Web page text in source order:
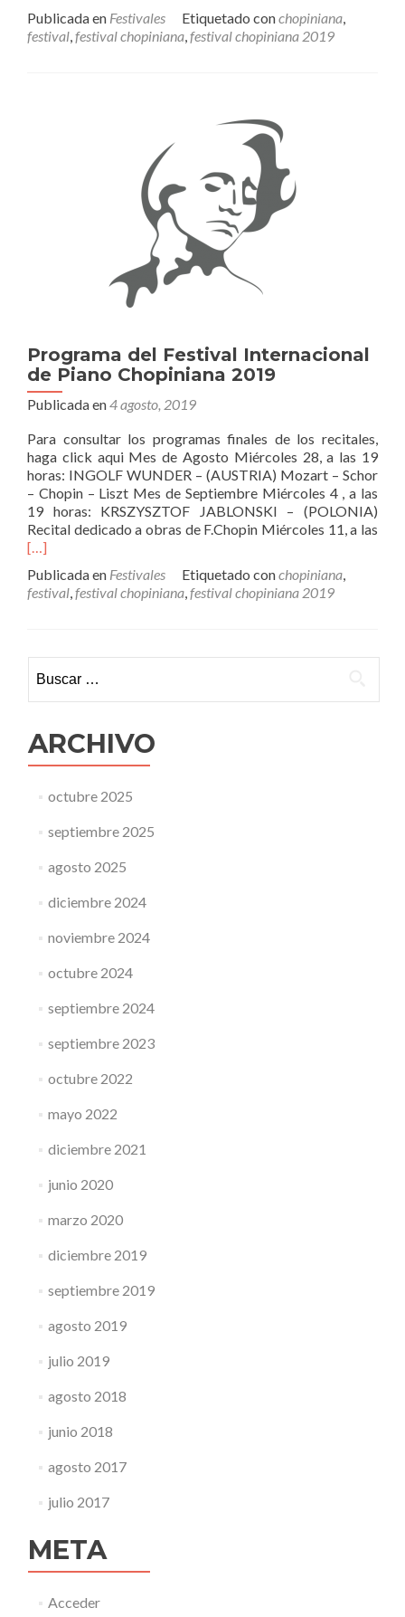
Chopiniana
2019
recitales
Publicada en Festivales Etiquetado conchopiniana,
festival,festival chopiniana,festival chopiniana 2019
Programa del Festival Internacional
de Piano Chopiniana 2019
Publicada en4 agosto, 2019
Para consultar los programas finales de los recitales,
haga click aqui Mes de Agosto Miércoles 28, a las 19
horas: INGOLF WUNDER – (AUSTRIA) Mozart – Schor
– Chopin – Liszt Mes de Septiembre Miércoles 4 , a las
19 horas: KRSZYSZTOF JABLONSKI – (POLONIA)
Recital dedicado a obras de F.Chopin Miércoles 11, a las
[…]
Publicada en Festivales Etiquetado conchopiniana,
festival,festival chopiniana,festival chopiniana 2019
ARCHIVO
octubre 2025
septiembre 2025
agosto 2025
diciembre 2024
noviembre 2024
octubre 2024
septiembre 2024
septiembre 2023
octubre 2022
mayo 2022
diciembre 2021
junio 2020
marzo 2020
diciembre 2019
septiembre 2019
agosto 2019
julio 2019
agosto 2018
junio 2018
agosto 2017
julio 2017
META
Acceder